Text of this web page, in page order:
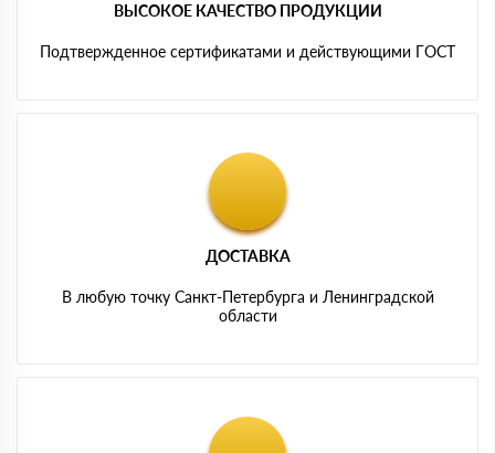
ВЫСОКОЕ КАЧЕСТВО ПРОДУКЦИИ
Подтвержденное сертификатами и действующими ГОСТ
ДОСТАВКА
В любую точку Санкт-Петербурга и Ленинградской
области